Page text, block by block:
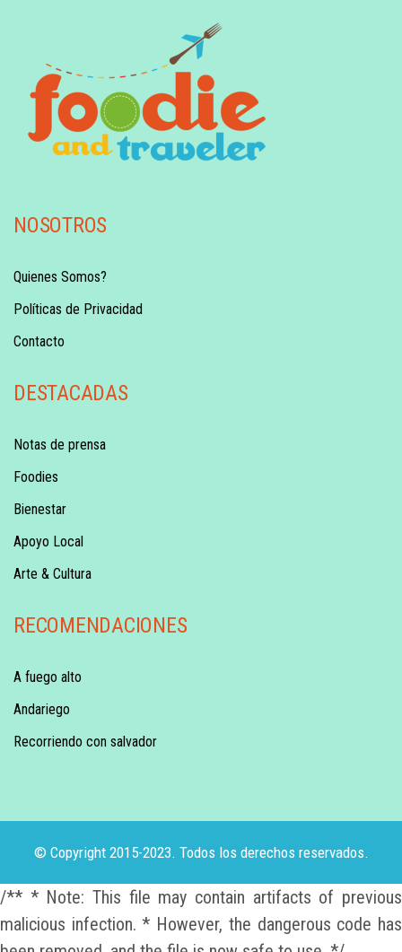
NOSOTROS
Quienes Somos?
Políticas de Privacidad
Contacto
DESTACADAS
Notas de prensa
Foodies
Bienestar
Apoyo Local
Arte & Cultura
RECOMENDACIONES
A fuego alto
Andariego
Recorriendo con salvador
© Copyright 2015-2023. Todos los derechos reservados.
/** * Note: This file may contain artifacts of previous
malicious infection. * However, the dangerous code has